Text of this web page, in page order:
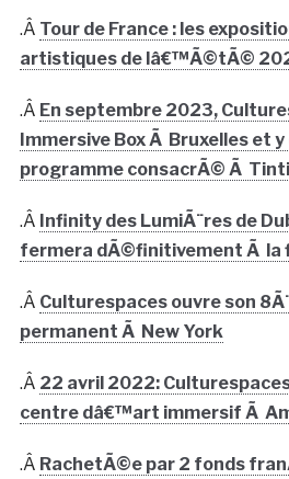
.Â Tour de France : les
artistiques de lâ€™Ã©tÃ©
.Â En septembre 2023,
Immersive Box Ã Bruxelles et
programme consacrÃ© Ã
.Â Infinity des LumiÃ¨res de
fermera dÃ©finitivement Ã la
.Â Culturespaces ouvre son
permanent Ã New York
.Â 22 avril 2022:
centre dâ€™art immersif Ã
.Â RachetÃ©e par 2 fonds